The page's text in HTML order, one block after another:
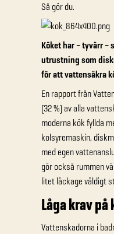
Så gör du.
Köket har – tyvärr
utrustning som
för att vattensäkra
En rapport från
(32 %) av alla
moderna kök fyllda
kolsyremaskin,
med egen
gör också rummen
litet läckage väldigt
Låga krav på
Vattenskadorna i